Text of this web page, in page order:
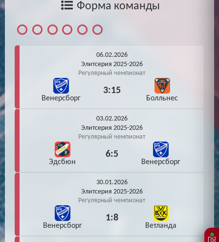
Форма команды
06.02.2026
Элитсерия 2025-2026
Регулярный чемпионат
Венерсборг
3:15
Болльнес
03.02.2026
Элитсерия 2025-2026
Регулярный чемпионат
Эдсбюн
6:5
Венерсборг
30.01.2026
Элитсерия 2025-2026
Регулярный чемпионат
Венерсборг
1:8
Ветланда